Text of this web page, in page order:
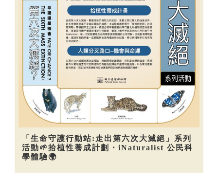
「生命守護行動站:走出第六次大滅絕」系列
活動🌱拾植性養成計劃・iNaturalist 公民科
學體驗🌍